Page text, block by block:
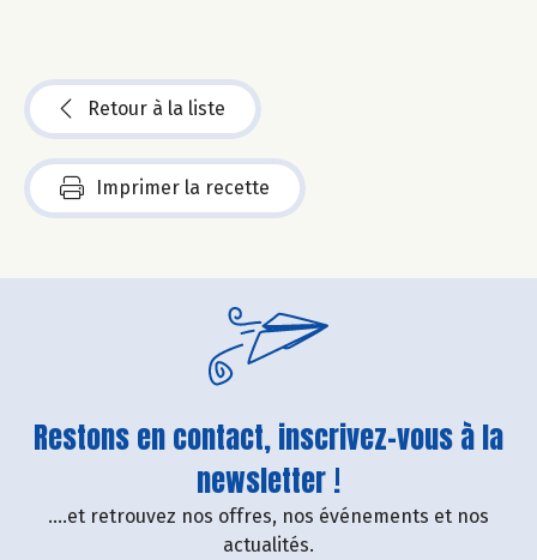
Retour à la liste
Imprimer la recette
Restons en contact, inscrivez-vous à la
newsletter !
....et retrouvez nos offres, nos événements et nos
actualités.